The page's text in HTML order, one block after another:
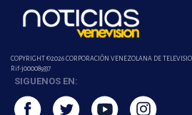
COPYRIGHT ©2026 CORPORACIÓN VENEZOLANA DE
Rif-j000089337
SIGUENOS EN: